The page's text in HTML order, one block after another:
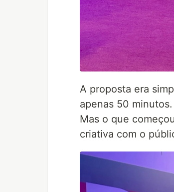
A proposta era
apenas 50 minutos.
Mas o que
criativa com o